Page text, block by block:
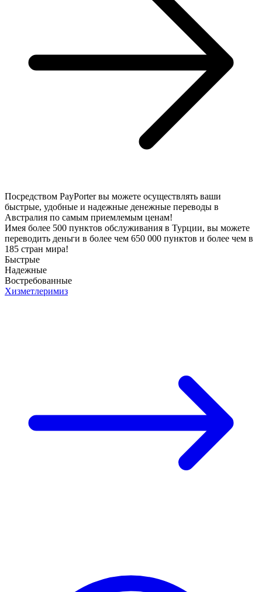
Посредством PayPorter вы можете осуществлять ваши
быстрые, удобные и надежные денежные переводы в
Австралия по самым приемлемым ценам!
Имея более 500 пунктов обслуживания в Турции, вы можете
переводить деньги в более чем 650 000 пунктов и более чем в
185 стран мира!
Быстрые
Надежные
Востребованные
Хизметлеримиз